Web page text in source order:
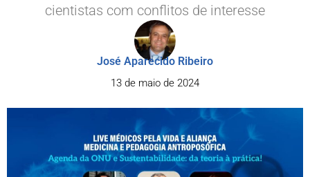
cientistas com conflitos de interesse
José Aparecido Ribeiro
13 de maio de 2024